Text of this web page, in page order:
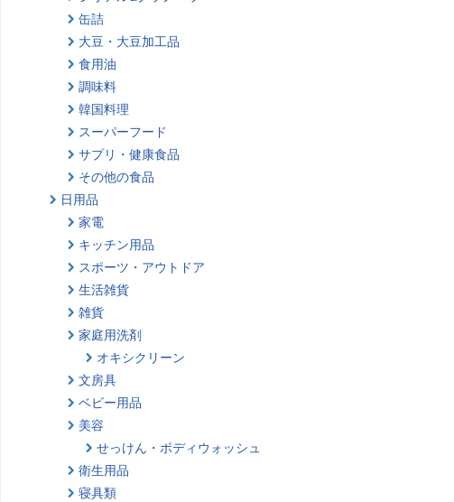
缶詰
大豆・大豆加工品
食用油
調味料
韓国料理
スーパーフード
サプリ・健康食品
その他の食品
日用品
家電
キッチン用品
スポーツ・アウトドア
生活雑貨
雑貨
家庭用洗剤
オキシクリーン
文房具
ベビー用品
美容
せっけん・ボディウォッシュ
衛生用品
寝具類